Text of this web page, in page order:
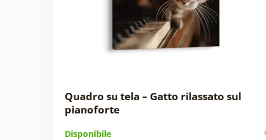
Quadro su tela – Gatto rilassato sul
pianoforte
Disponibile